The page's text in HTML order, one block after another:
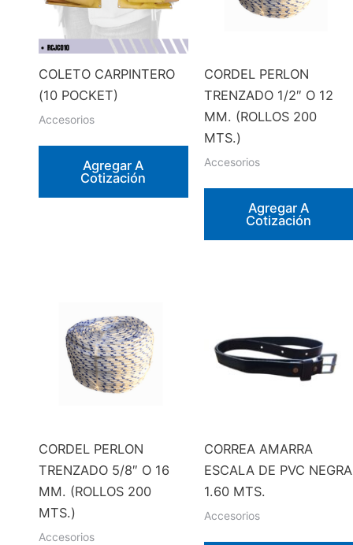
se
pueden
elegir
en
producto
se
en
la
página
COLETO CARPINTERO
(10 POCKET)
Accesorios
Agregar A
Cotización
CORDEL PERLON
TRENZADO 1/2″ O 12
MM. (ROLLOS 200
MTS.)
Accesorios
Agregar A
Cotización
CORDEL PERLON
TRENZADO 5/8″ O 16
MM. (ROLLOS 200
MTS.)
Accesorios
CORREA AMARRA
ESCALA DE PVC NEGRA
1.60 MTS.
Accesorios